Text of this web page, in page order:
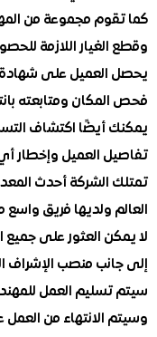
مجموعة من المهندسين
اللازمة للحصول على
على شهادة ضمان ،
ومتابعته بانتظام.
أيضًا اكتشاف
العميل وإخطار أي عرض
أحدث المعدات
ولديها فريق واسع من
العثور على جميع
منصب الإشراف الفني
العمل للمهندس
من العمل على